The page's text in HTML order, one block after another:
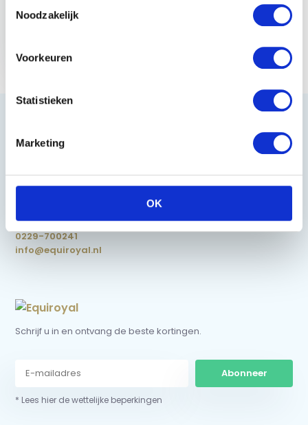
Noodzakelijk
Voorkeuren
Statistieken
Marketing
OK
€ 29,95
0229-700241
info@equiroyal.nl
Schrijf u in en ontvang de beste kortingen.
Abonneer
* Lees hier de wettelijke beperkingen